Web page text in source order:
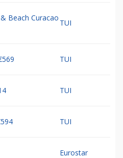
Beach Curacao
TUI
TUI
TUI
TUI
Eurostar